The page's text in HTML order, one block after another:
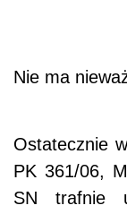
Nie ma
Ostatecznie
PK 361/06,
SN trafnie